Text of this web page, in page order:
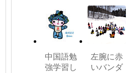
中国語勉
強学習し
左腕に赤
いバンダ